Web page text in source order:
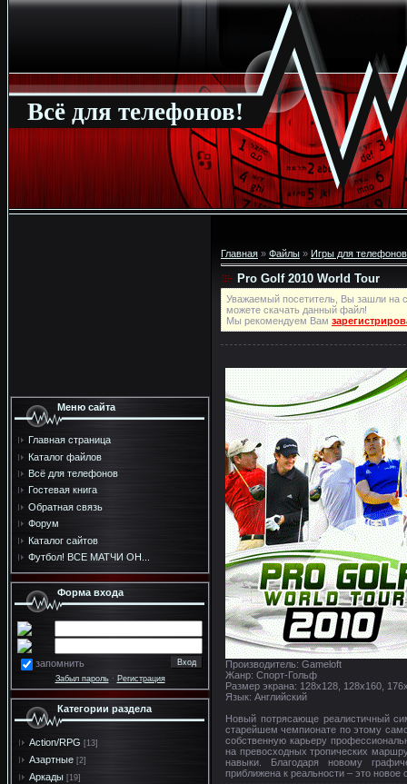
Всё для телефонов!
Меню сайта
Главная страница
Каталог файлов
Всё для телефонов
Гостевая книга
Обратная связь
Форум
Каталог сайтов
Футбол! ВСЕ МАТЧИ ОН...
Форма входа
запомнить
Забыл пароль· Регистрация
Категории раздела
Action/RPG [13]
Азартные [2]
Аркады [19]
Главная » Файлы » Игры для телефонов
Pro Golf 2010 World Tour
Уважаемый посетитель, Вы зашли на
можете скачать данный файл!
Мы рекомендуем Вам
Производитель: Gameloft
Жанр: Спорт-Гольф
Размер экрана: 128х128, 128х160,
Язык: Английский
Новый потрясающе реалистичный
старейшем чемпионате по этому
собственную карьеру
на превосходных тропических
навыки. Благодаря новому
приближена к реальности – это